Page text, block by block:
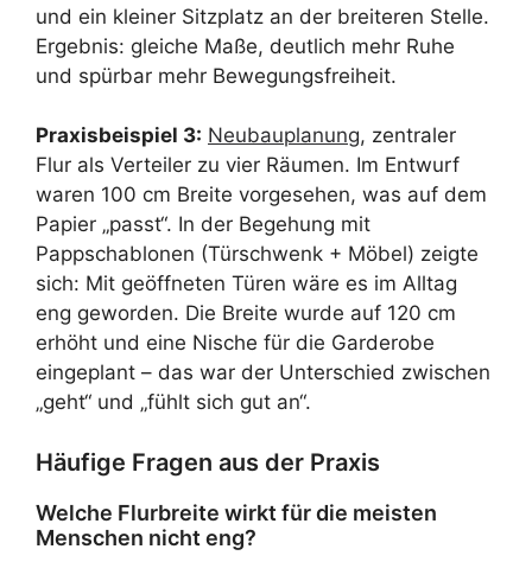
und ein kleiner Sitzplatz an der breiteren Stelle.
Ergebnis: gleiche Maße, deutlich mehr Ruhe
und spürbar mehr Bewegungsfreiheit.
Praxisbeispiel 3: Neubauplanung, zentraler
Flur als Verteiler zu vier Räumen. Im Entwurf
waren 100 cm Breite vorgesehen, was auf dem
Papier „passt“. In der Begehung mit
Pappschablonen (Türschwenk + Möbel) zeigte
sich: Mit geöffneten Türen wäre es im Alltag
eng geworden. Die Breite wurde auf 120 cm
erhöht und eine Nische für die Garderobe
eingeplant – das war der Unterschied zwischen
„geht“ und „fühlt sich gut an“.
Häufige Fragen aus der Praxis
Welche Flurbreite wirkt für die meisten
Menschen nicht eng?